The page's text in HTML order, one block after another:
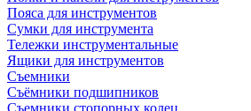
Пояса для инструментов
Сумки для инструмента
Тележки инструментальные
Ящики для инструментов
Съемники
Съёмники подшипников
Съемники стопорных колец